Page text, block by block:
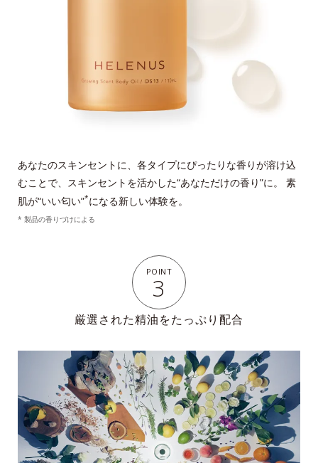
あなたのスキンセントに、各タイプにぴったりな香りが溶け込
むことで、スキンセントを活かした“あなただけの香り”に。 素
肌が“いい匂い”*になる新しい体験を。
* 製品の香りづけによる
POINT
3
厳選された精油をたっぷり配合